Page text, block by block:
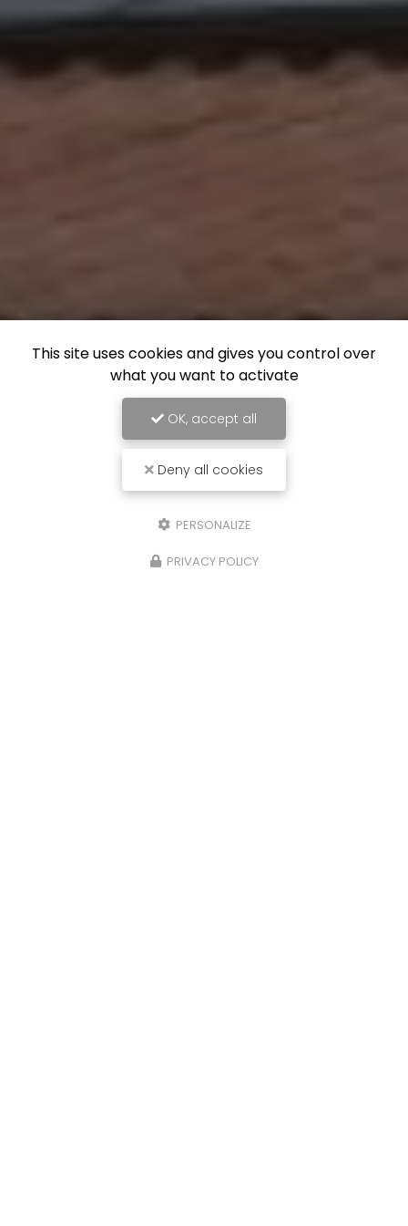
Marques
This site uses cookies and gives you control over
what you want to activate
OK, accept all
Deny all cookies
PERSONALIZE
PRIVACY POLICY